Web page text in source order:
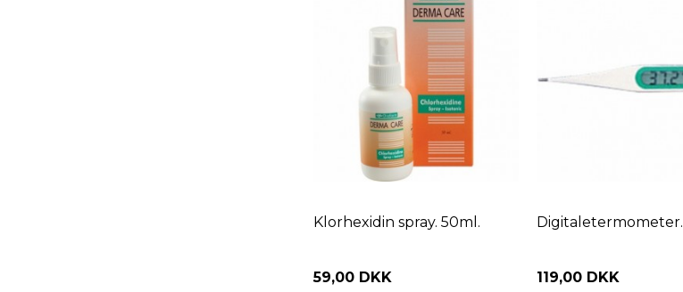
Klorhexidin spray. 50ml.
59,00 DKK
Digitaletermometer.
119,00 DKK